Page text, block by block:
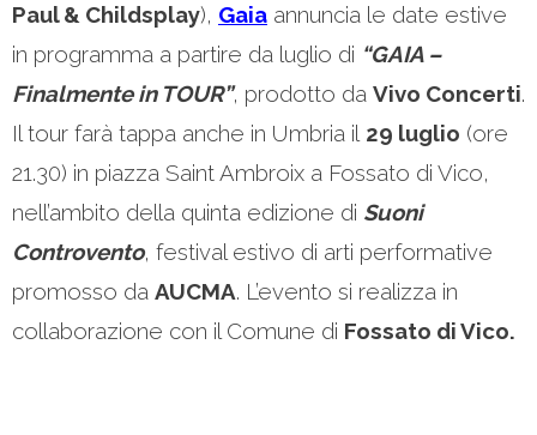
Paul & Childsplay), Gaia annuncia le date estive
in programma a partire da luglio di “GAIA –
Finalmente in TOUR”, prodotto da Vivo Concerti.
Il tour farà tappa anche in Umbria il 29 luglio (ore
21.30) in piazza Saint Ambroix a Fossato di Vico,
nell’ambito della quinta edizione di Suoni
Controvento, festival estivo di arti performative
promosso da AUCMA. L’evento si realizza in
collaborazione con il Comune di Fossato di Vico.